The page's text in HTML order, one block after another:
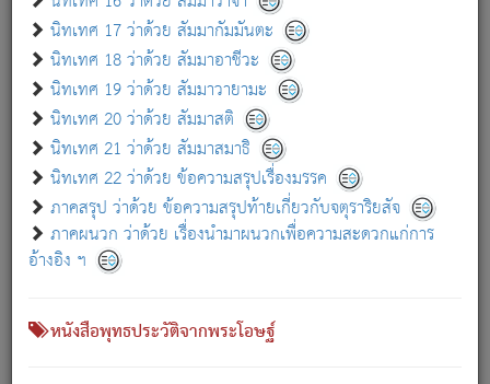
นิทเทศ 17 ว่าด้วย สัมมากัมมันตะ
นิทเทศ 18 ว่าด้วย สัมมาอาชีวะ
นิทเทศ 19 ว่าด้วย สัมมาวายามะ
นิทเทศ 20 ว่าด้วย สัมมาสติ
นิทเทศ 21 ว่าด้วย สัมมาสมาธิ
นิทเทศ 22 ว่าด้วย ข้อความสรุปเรื่องมรรค
ภาคสรุป ว่าด้วย ข้อความสรุปท้ายเกี่ยวกับจตุราริยสัจ
ภาคผนวก ว่าด้วย เรื่องนำมาผนวกเพื่อความสะดวกแก่การ
อ้างอิง ฯ
หนังสือพุทธประวัติจากพระโอษฐ์
เกี่ยวกับอัตถจารี|เกี่ยวกับการพัฒนา|แจ้งข้อผิดพลาด / แนะนำ
หนังสือที่เกี่ยวข้อง